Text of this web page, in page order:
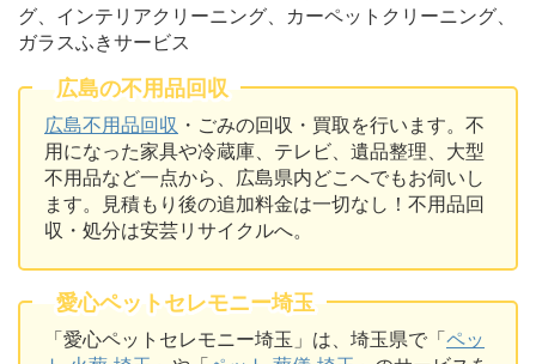
グ、インテリアクリーニング、カーペットクリーニング、
ガラスふきサービス
広島の不用品回収
広島不用品回収 ・ごみの回収・買取を行います。不
用になった家具や冷蔵庫、テレビ、遺品整理、大型
不用品など一点から、広島県内どこへでもお伺いし
ます。見積もり後の追加料金は一切なし！不用品回
収・処分は安芸リサイクルへ。
愛心ペットセレモニー埼玉
「愛心ペットセレモニー埼玉」は、埼玉県で「ペッ